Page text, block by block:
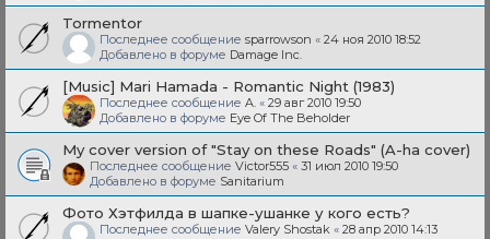
Tormentor
Последнее сообщение sparrowson « 24 ноя 2010 18:52
Добавлено в форуме Damage Inc.
[Music] Mari Hamada - Romantic Night (1983)
Последнее сообщение A. « 29 авг 2010 19:50
Добавлено в форуме Eye Of The Beholder
My cover version of "Stay on these Roads" (A-ha cover)
Последнее сообщение Victor555 « 31 июл 2010 19:50
Добавлено в форуме Sanitarium
Фото Хэтфилда в шапке-ушанке у кого есть?
Последнее сообщение Valery Shostak « 28 апр 2010 14:13